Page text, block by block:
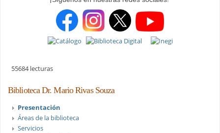
55684 lecturas
Biblioteca Dr. Mario Rivas Souza
Presentación
Áreas de la biblioteca
Servicios